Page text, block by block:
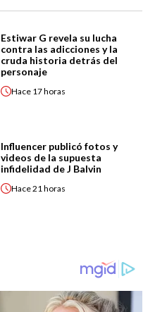
Estiwar G revela su lucha
contra las adicciones y la
cruda historia detrás del
personaje
Hace 17 horas
Influencer publicó fotos y
videos de la supuesta
infidelidad de J Balvin
Hace21 horas